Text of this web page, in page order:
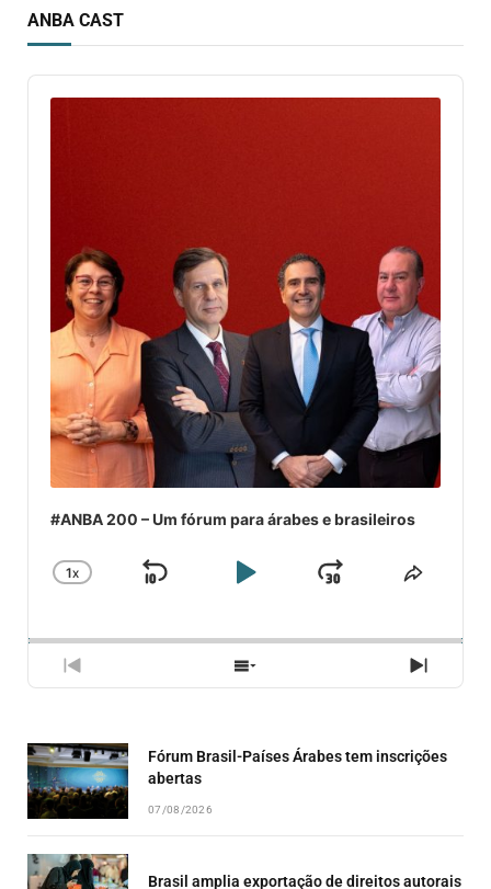
ANBA CAST
Audio
Player
#ANBA 200 – Um fórum para árabes e brasileiros
CHANGE
1X
SKIP
PLAYJUMP
PREVIOUS
SHOW
NEXT
Fórum Brasil-Países Árabes tem inscrições
abertas
07/08/2026
Brasil amplia exportação de direitos autorais